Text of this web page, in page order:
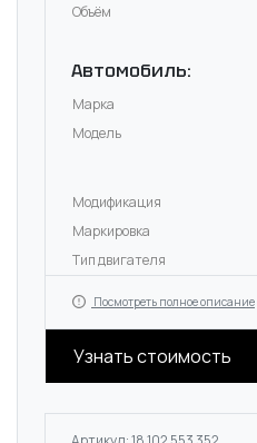
Объём
Автомобиль:
Марка
Модель
Модификация
Маркировка
Тип двигателя
Посмотреть полное описание
Узнать стоимость